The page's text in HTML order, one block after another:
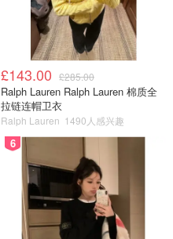
£143.00 £285.00
Ralph Lauren Ralph Lauren 棉质全
拉链连帽卫衣
Ralph Lauren 1490人感兴趣
6